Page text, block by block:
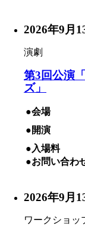
2026年9月
演劇
第3回公演
ズ」
●会場
●開演
●入場料
●お問い合わ
2026年9月
ワークショッ